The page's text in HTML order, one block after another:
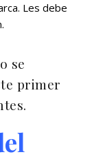
Les debe
se
primer